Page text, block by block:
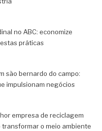
no ABC: economize
práticas
são bernardo do campo:
impulsionam negócios
empresa de reciclagem
o meio ambiente